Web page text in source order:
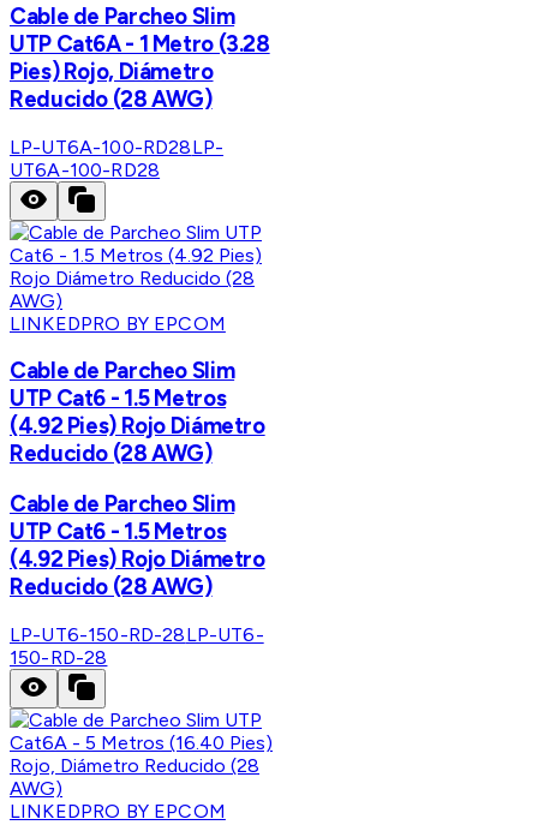
Cable de Parcheo Slim
UTP Cat6A - 1 Metro (3.28
Pies) Rojo, Diámetro
Reducido (28 AWG)
LP-UT6A-100-RD28LP-
UT6A-100-RD28
LINKEDPRO BY EPCOM
Cable de Parcheo Slim
UTP Cat6 - 1.5 Metros
(4.92 Pies) Rojo Diámetro
Reducido (28 AWG)
Cable de Parcheo Slim
UTP Cat6 - 1.5 Metros
(4.92 Pies) Rojo Diámetro
Reducido (28 AWG)
LP-UT6-150-RD-28LP-UT6-
150-RD-28
LINKEDPRO BY EPCOM